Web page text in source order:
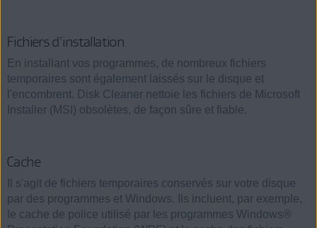
Fichiers d'installation
En installant vos programmes, de nombreux fichiers
temporaires sont également laissés sur le disque et
l'encombrent. Disk Cleaner nettoie les fichiers de Microsoft
Installer (MSI) obsolètes, de façon sûre et fiable.
Cache
Il s'agit de fichiers temporaires conservés sur votre disque
par des programmes et Windows. Ils incluent, par exemple,
le cache de police utilisé par les programmes Windows®